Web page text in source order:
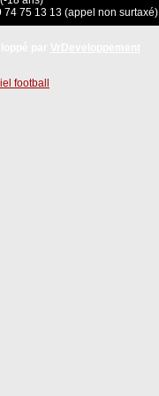
75 13 13 (appel non surtaxé)
football